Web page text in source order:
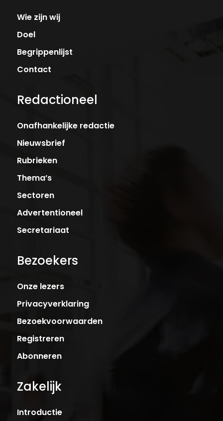
Wie zijn wij
Doel
Begrippenlijst
Contact
Redactioneel
Onafhankelijke redactie
Nieuwsbrief
Rubrieken
Thema’s
Sectoren
Advertentioneel
Secretariaat
Bezoekers
Onze lezers
Privacyverklaring
Bezoekvoorwaarden
Registreren
Abonneren
Zakelijk
Introductie